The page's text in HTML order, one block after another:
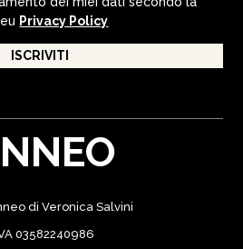
Privacy Policy
ISCRIVITI
di Veronica Salvini
03582240986